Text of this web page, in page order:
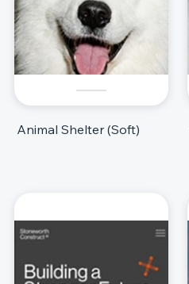
Animal Shelter (Soft)